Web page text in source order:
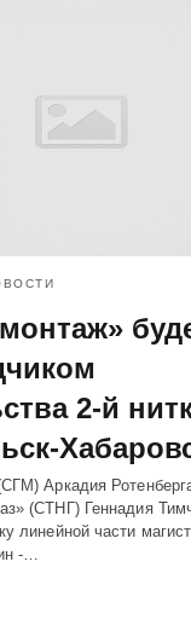
2-й
Аркадия
(СТНГ) Геннадия
линейной части
-…